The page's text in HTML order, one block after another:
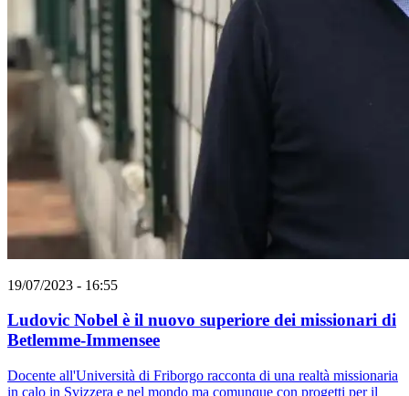
19/07/2023 - 16:55
Ludovic Nobel è il nuovo superiore dei missionari di
Betlemme-Immensee
Docente all'Università di Friborgo racconta di una realtà missionaria
in calo in Svizzera e nel mondo ma comunque con progetti per il